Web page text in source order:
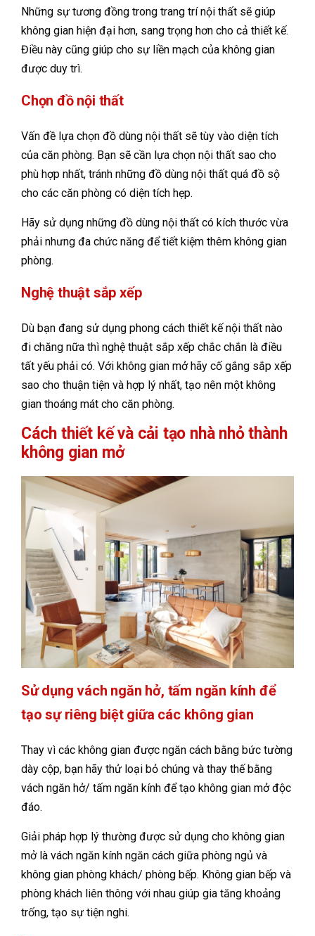
Những sự tương đồng trong trang trí nội thất sẽ giúp
không gian hiện đại hơn, sang trọng hơn cho cả thiết kế.
Điều này cũng giúp cho sự liền mạch của không gian
được duy trì.
Chọn đồ nội thất
Vấn đề lựa chọn đồ dùng nội thất sẽ tùy vào diện tích
của căn phòng. Bạn sẽ cần lựa chọn nội thất sao cho
phù hợp nhất, tránh những đồ dùng nội thất quá đồ sộ
cho các căn phòng có diện tích hẹp.
Hãy sử dụng những đồ dùng nội thất có kích thước vừa
phải nhưng đa chức năng để tiết kiệm thêm không gian
phòng.
Nghệ thuật sắp xếp
Dù bạn đang sử dụng phong cách thiết kế nội thất nào
đi chăng nữa thì nghệ thuật sắp xếp chắc chắn là điều
tất yếu phải có. Với không gian mở hãy cố gắng sắp xếp
sao cho thuận tiện và hợp lý nhất, tạo nên một không
gian thoáng mát cho căn phòng.
Cách thiết kế và cải tạo nhà nhỏ thành
không gian mở
Sử dụng vách ngăn hở, tấm ngăn kính để
tạo sự riêng biệt giữa các không gian
Thay vì các không gian được ngăn cách bằng bức tường
dày cộp, bạn hãy thử loại bỏ chúng và thay thế bằng
vách ngăn hở/ tấm ngăn kính để tạo không gian mở độc
đáo.
Giải pháp hợp lý thường được sử dụng cho không gian
mở là vách ngăn kính ngăn cách giữa phòng ngủ và
không gian phòng khách/ phòng bếp. Không gian bếp và
phòng khách liên thông với nhau giúp gia tăng khoảng
trống, tạo sự tiện nghi.